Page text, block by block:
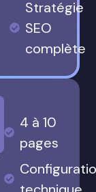
Stratégie
SEO
complète
4 à 10
pages